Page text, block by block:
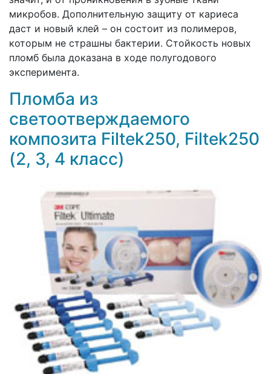
микробов. Дополнительную защиту от кариеса
даст и новый клей – он состоит из полимеров,
которым не страшны бактерии. Стойкость новых
пломб была доказана в ходе полугодового
эксперимента.
Пломба из
светоотверждаемого
композита Filtek250, Filtek250
(2, 3, 4 класс)